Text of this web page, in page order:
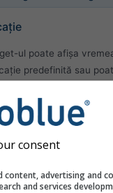
ul poate afișa
predefinită sau
al site-ului tău.
Folosește locația
Detectează locația
consent
content, advertising and
and services